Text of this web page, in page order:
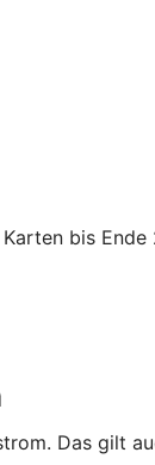
bis
Das gilt